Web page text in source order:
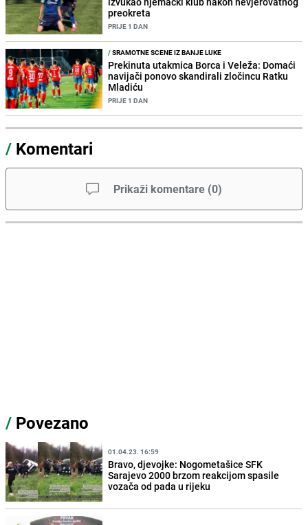
preokreta
PRIJE 1 DAN
/SRAMOTNE SCENE IZ BANJE LUKE
Prekinuta utakmica Borca i Veleža: Domaći
navijači ponovo skandirali zločincu Ratku
Mladiću
PRIJE 1 DAN
/ Komentari
Prikaži komentare (0)
/ Povezano
01.04.23. 16:59
Bravo, djevojke: Nogometašice SFK
Sarajevo 2000 brzom reakcijom spasile
vozača od pada u rijeku